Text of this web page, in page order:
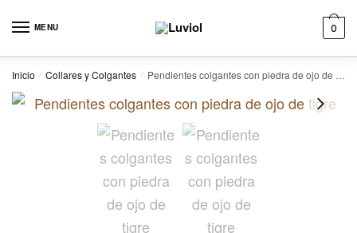
MENU 0
Inicio / Collares y Colgantes / Pendientes colgantes con piedra de ojo de tigre